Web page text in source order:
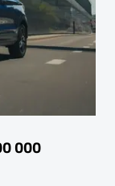
000